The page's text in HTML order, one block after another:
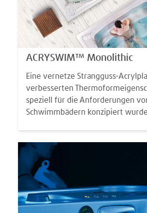
ACRYSWIM™ Monolithic
Eine vernetze Strangguss-
verbesserten
speziell für die Anforderungen
Schwimmbädern konzipiert